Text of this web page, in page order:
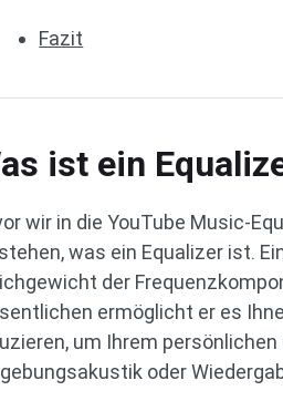
Fazit
ist ein
wir in die YouTube Music-
was ein Equalizer ist.
der
ermöglicht er es
um Ihrem
oder